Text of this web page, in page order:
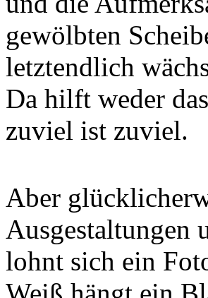
gewölbten
letztendlich
Da hilft weder
zuviel ist zuviel.
Aber
Ausgestaltungen
lohnt sich ein